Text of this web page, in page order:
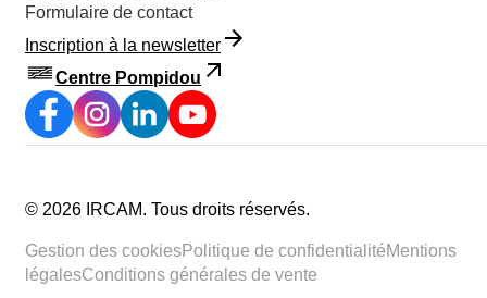
Formulaire de contact
Inscription à la newsletter
Centre Pompidou
© 2026 IRCAM. Tous droits réservés.
Gestion des cookiesPolitique de confidentialitéMentions
légalesConditions générales de vente